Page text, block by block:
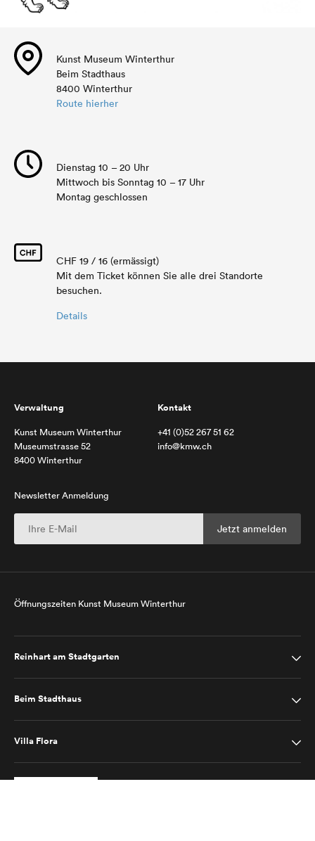
Kunst Museum Winterthur
Beim Stadthaus
8400 Winterthur
Route hierher
Dienstag 10 – 20 Uhr
Mittwoch bis Sonntag 10 – 17 Uhr
Montag geschlossen
CHF 19 / 16 (ermässigt)
Mit dem Ticket können Sie alle drei Standorte
besuchen.
Details
Verwaltung
Kunst Museum Winterthur
Museumstrasse 52
8400 Winterthur
Kontakt
+41 (0)52 267 51 62
info@kmw.ch
Newsletter Anmeldung
Öffnungszeiten Kunst Museum Winterthur
Reinhart am Stadtgarten
Beim Stadthaus
Villa Flora